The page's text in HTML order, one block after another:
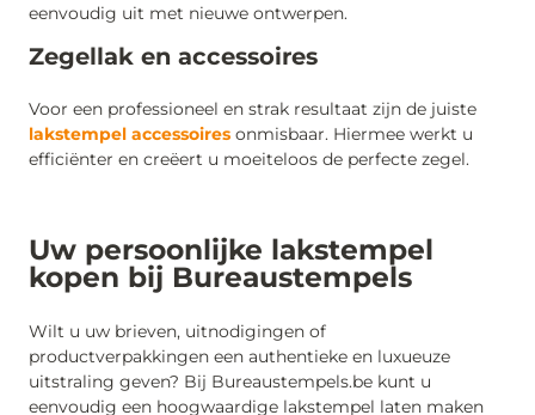
eenvoudig uit met nieuwe ontwerpen.
Zegellak en accessoires
Voor een professioneel en strak resultaat zijn de juiste
lakstempel accessoires onmisbaar. Hiermee werkt u
efficiënter en creëert u moeiteloos de perfecte zegel.
Uw persoonlijke lakstempel
kopen bij Bureaustempels
Wilt u uw brieven, uitnodigingen of
productverpakkingen een authentieke en luxueuze
uitstraling geven? Bij Bureaustempels.be kunt u
eenvoudig een hoogwaardige lakstempel laten maken